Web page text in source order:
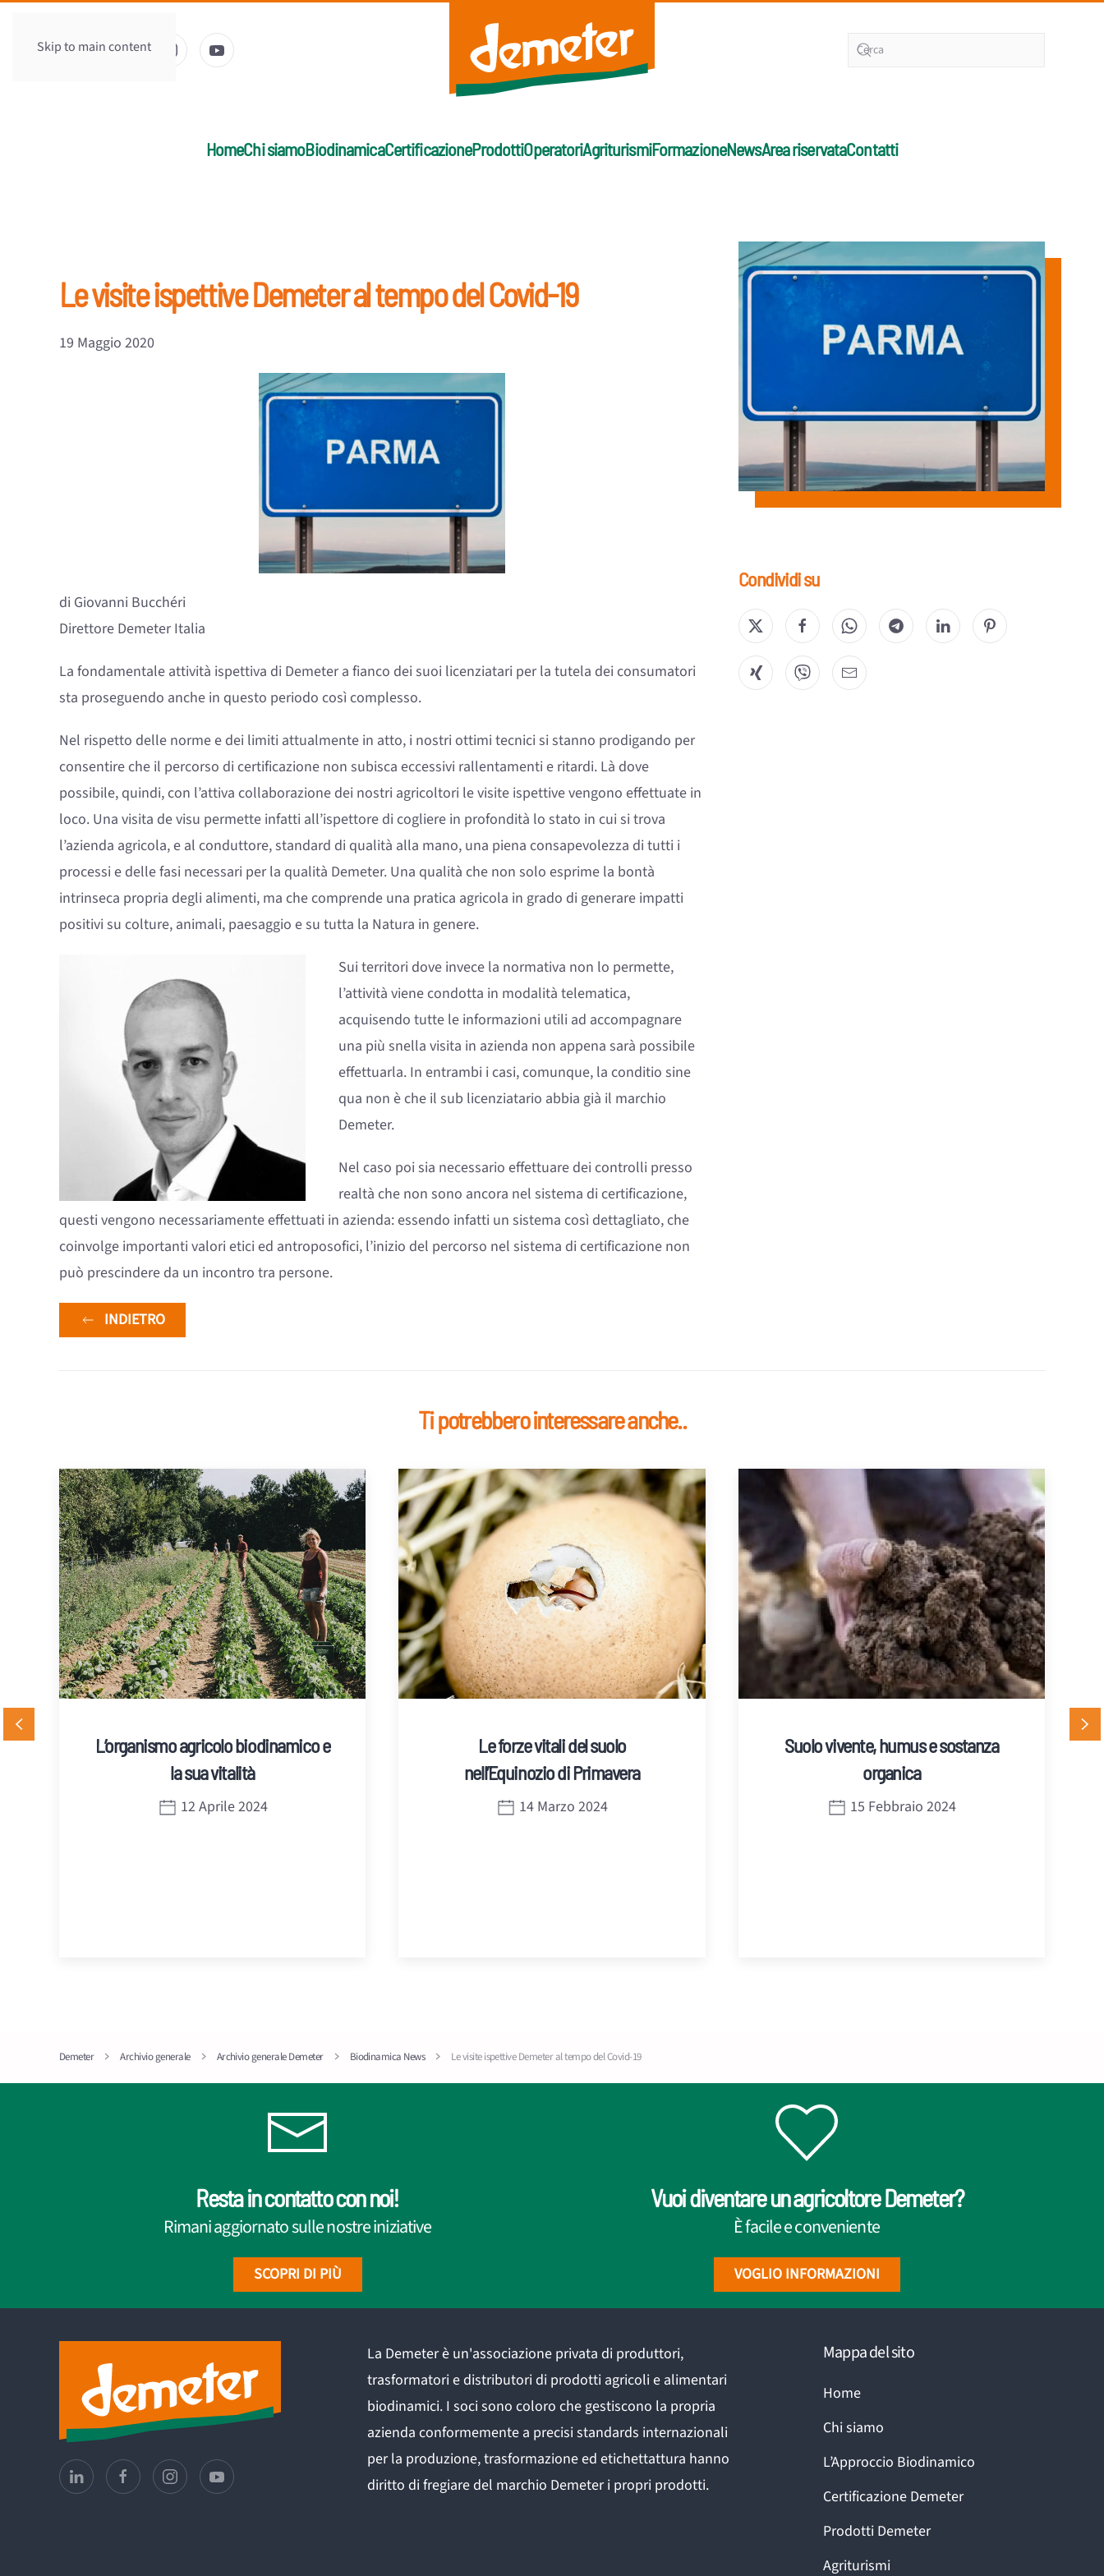
Skip to main content
HomeChi siamoBiodinamicaCertificazioneProdottiOperatoriAgriturismiFormazioneNewsArea riservataContatti
Le visite ispettive Demeter al tempo del Covid-19
19 Maggio 2020
di Giovanni Bucchéri
Direttore Demeter Italia
La fondamentale attività ispettiva di Demeter a fianco dei suoi licenziatari per la tutela dei consumatori
sta proseguendo anche in questo periodo così complesso.
Nel rispetto delle norme e dei limiti attualmente in atto, i nostri ottimi tecnici si stanno prodigando per
consentire che il percorso di certificazione non subisca eccessivi rallentamenti e ritardi. Là dove
possibile, quindi, con l’attiva collaborazione dei nostri agricoltori le visite ispettive vengono effettuate in
loco. Una visita de visu permette infatti all’ispettore di cogliere in profondità lo stato in cui si trova
l’azienda agricola, e al conduttore, standard di qualità alla mano, una piena consapevolezza di tutti i
processi e delle fasi necessari per la qualità Demeter. Una qualità che non solo esprime la bontà
intrinseca propria degli alimenti, ma che comprende una pratica agricola in grado di generare impatti
positivi su colture, animali, paesaggio e su tutta la Natura in genere.
Sui territori dove invece la normativa non lo permette,
l’attività viene condotta in modalità telematica,
acquisendo tutte le informazioni utili ad accompagnare
una più snella visita in azienda non appena sarà possibile
effettuarla. In entrambi i casi, comunque, la conditio sine
qua non è che il sub licenziatario abbia già il marchio
Demeter.
Nel caso poi sia necessario effettuare dei controlli presso
realtà che non sono ancora nel sistema di certificazione,
questi vengono necessariamente effettuati in azienda: essendo infatti un sistema così dettagliato, che
coinvolge importanti valori etici ed antroposofici, l’inizio del percorso nel sistema di certificazione non
può prescindere da un incontro tra persone.
INDIETRO
Condividi su
Ti potrebbero interessare anche..
L’organismo agricolo biodinamico e
la sua vitalità
12 Aprile 2024
Le forze vitali del suolo
nell’Equinozio di Primavera
14 Marzo 2024
Suolo vivente, humus e sostanza
organica
15 Febbraio 2024
Demeter Archivio generale Archivio generale Demeter Biodinamica News Le visite ispettive Demeter al tempo del Covid-19
Resta in contatto con noi!
Rimani aggiornato sulle nostre iniziative
SCOPRI DI PIÙ
Vuoi diventare un agricoltore Demeter?
È facile e conveniente
VOGLIO INFORMAZIONI
La Demeter è un'associazione privata di produttori,
trasformatori e distributori di prodotti agricoli e alimentari
biodinamici. I soci sono coloro che gestiscono la propria
azienda conformemente a precisi standards internazionali
per la produzione, trasformazione ed etichettattura hanno
diritto di fregiare del marchio Demeter i propri prodotti.
Mappa del sito
Home
Chi siamo
L’Approccio Biodinamico
Certificazione Demeter
Prodotti Demeter
Agriturismi